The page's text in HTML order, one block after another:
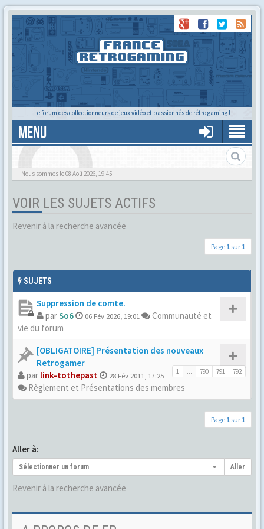
Le forum des collectionneurs de jeux vidéo et passionnés de rétro gaming !
MENU
Alors tu trouves ?
Nous sommes le 08 Aoû 2026, 19:45
VOIR LES SUJETS ACTIFS
Revenir à la recherche avancée
Page 1 sur 1
SUJETS
Suppression de comte.
parSo6 06 Fév 2026, 19:01
Communauté et
vie du forum
[OBLIGATOIRE] Présentation des nouveaux
Retrogamer
1 ... 790 791 792
par link-tothepast 28 Fév 2011, 17:25
Règlement et Présentations des membres
Page 1 sur 1
Aller à:
Sélectionner un forum Aller
Revenir à la recherche avancée